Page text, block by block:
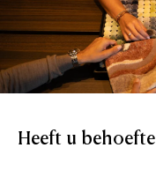
Heeft u behoefte